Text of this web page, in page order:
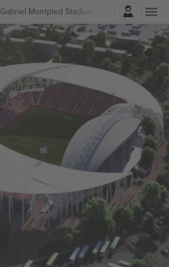
Gabriel Montpied Stadium Biļetes
Pierakstīties